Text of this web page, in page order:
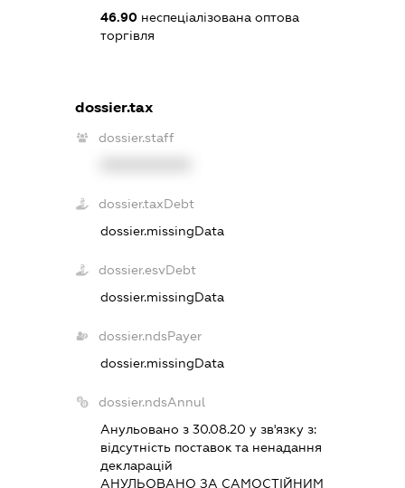
46.90неспеціалізована оптова
торгівля
dossier.tax
dossier.staff
dossier.taxDebt
dossier.missingData
dossier.esvDebt
dossier.missingData
dossier.ndsPayer
dossier.missingData
dossier.ndsAnnul
Анульовано з 30.08.20 у зв'язку з:
вiдсутнiсть поставок та ненадання
декларацiй
АНУЛЬОВАНО ЗА САМОСТIЙНИМ